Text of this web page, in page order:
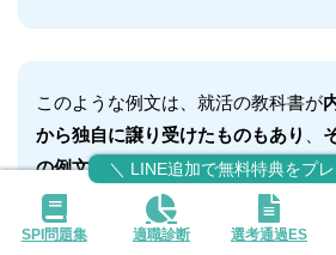
このような例文は、就活の教科書が
から独自に譲り受けたものもあり
の例文 は、 公式LINEから無料でGET
る「面接回答集」
で無料公開してい
内定者の面接の回答が無料で見放題
SPI問題集 適職診断 選考通過ES
＼ LINE追加で無料特典をプ